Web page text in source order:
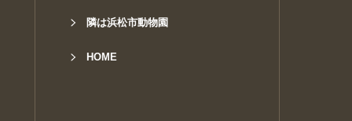
隣は浜松市動物園
HOME